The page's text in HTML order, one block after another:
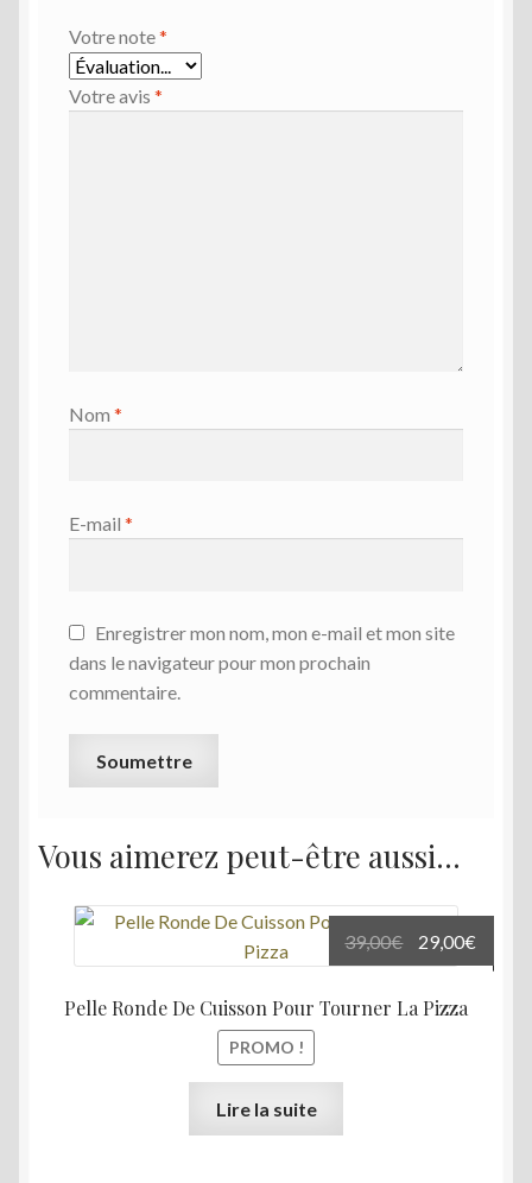
Votre note*
Votre avis *
Nom *
E-mail *
Enregistrer mon nom, mon e-mail et mon site
dans le navigateur pour mon prochain
commentaire.
Vous aimerez peut-être aussi…
Pelle Ronde De Cuisson Pour Tourner La Pizza
PROMO !
39,00€
Le
prix
initial
29,00€
prix
Lire la suite